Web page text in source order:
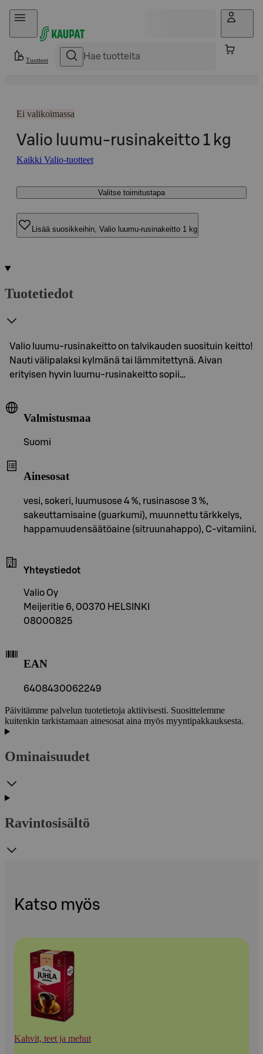
Hyppää sisältöön
Tuotteet
Ei valikoimassa
Valio luumu-rusinakeitto 1 kg
Kaikki Valio-tuotteet
Valitse toimitustapa
Lisää suosikkeihin, Valio luumu-rusinakeitto 1 kg
Tuotetiedot
Valio luumu-rusinakeitto on talvikauden suosituin keitto!
Nauti välipalaksi kylmänä tai lämmitettynä. Aivan
erityisen hyvin luumu-rusinakeitto sopii…
Valmistusmaa
Suomi
Ainesosat
vesi, sokeri, luumusose 4 %, rusinasose 3 %,
sakeuttamisaine (guarkumi), muunnettu tärkkelys,
happamuudensäätöaine (sitruunahappo), C-vitamiini.
Yhteystiedot
Valio Oy
Meijeritie 6, 00370 HELSINKI
08000825
EAN
6408430062249
Päivitämme palvelun tuotetietoja aktiivisesti. Suosittelemme
kuitenkin tarkistamaan ainesosat aina myös myyntipakkauksesta.
Ominaisuudet
Ravintosisältö
Katso myös
Kahvit, teet ja mehut